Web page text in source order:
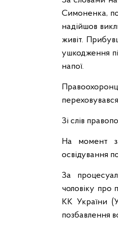
Симоненка,
надійшов
живіт.
ушкодження
напої.
Зі слів
На момент
освідування
За
чоловіку про
КК України
позбавлення